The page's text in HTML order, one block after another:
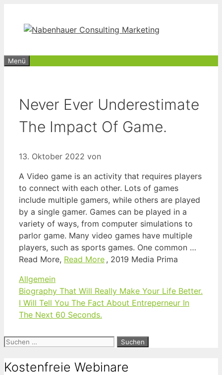
springen
Menü
Never Ever Underestimate
The Impact Of Game.
13. Oktober 2022 von
A Video game is an activity that requires players
to connect with each other. Lots of games
include multiple gamers, while others are played
by a single gamer. Games can be played in a
variety of ways, from computer simulations to
parlor game. Many video games have multiple
players, such as sports games. One common …
Read More, Read More , 2019 Media Prima
Kategorien
Allgemein
Biography That Will Really Make Your Life Better.
I Will Tell You The Fact About Entreperneur In
The Next 60 Seconds.
Suchen
Kostenfreie Webinare